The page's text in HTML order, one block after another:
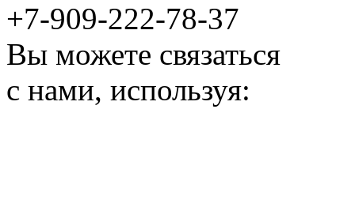
+7-909-222-78-37
Вы можете связаться
с нами, используя: